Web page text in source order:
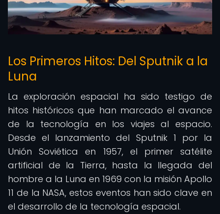
Los Primeros Hitos: Del Sputnik a la
Luna
La exploración espacial ha sido testigo de
hitos históricos que han marcado el avance
de la tecnología en los viajes al espacio.
Desde el lanzamiento del Sputnik 1 por la
Unión Soviética en 1957, el primer satélite
artificial de la Tierra, hasta la llegada del
hombre a la Luna en 1969 con la misión Apollo
11 de la NASA, estos eventos han sido clave en
el desarrollo de la tecnología espacial.